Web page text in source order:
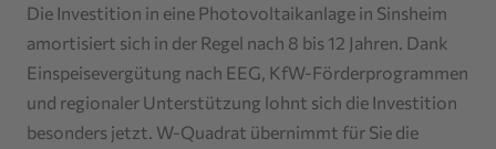
Die Investition in eine Photovoltaikanlage in Sinsheim
amortisiert sich in der Regel nach 8 bis 12 Jahren. Dank
Einspeisevergütung nach EEG, KfW-Förderprogrammen
und regionaler Unterstützung lohnt sich die Investition
besonders jetzt. W-Quadrat übernimmt für Sie die